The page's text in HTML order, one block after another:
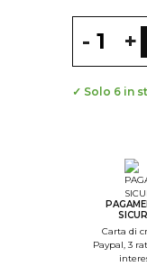
- +
✓ Solo 6 in
Carta di
Paypal, 3